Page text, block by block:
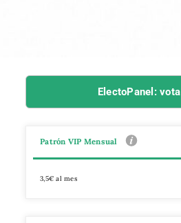
ElectoPanel: vota
Patrón VIP Mensual
3,5€ al mes